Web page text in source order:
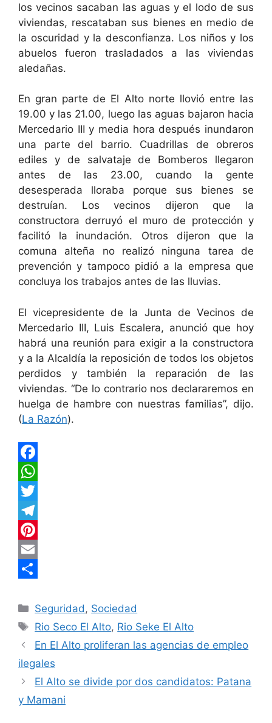
los vecinos sacaban las aguas y el lodo de sus
viviendas, rescataban sus bienes en medio de
la oscuridad y la desconfianza. Los niños y los
abuelos fueron trasladados a las viviendas
aledañas.
En gran parte de El Alto norte llovió entre las
19.00 y las 21.00, luego las aguas bajaron hacia
Mercedario III y media hora después inundaron
una parte del barrio. Cuadrillas de obreros
ediles y de salvataje de Bomberos llegaron
antes de las 23.00, cuando la gente
desesperada lloraba porque sus bienes se
destruían. Los vecinos dijeron que la
constructora derruyó el muro de protección y
facilitó la inundación. Otros dijeron que la
comuna alteña no realizó ninguna tarea de
prevención y tampoco pidió a la empresa que
concluya los trabajos antes de las lluvias.
El vicepresidente de la Junta de Vecinos de
Mercedario III, Luis Escalera, anunció que hoy
habrá una reunión para exigir a la constructora
y a la Alcaldía la reposición de todos los objetos
perdidos y también la reparación de las
viviendas. “De lo contrario nos declararemos en
huelga de hambre con nuestras familias”, dijo.
(La Razón).
F
a
c
e
b
o
k
W
h
a
t
s
p
p
T
w
e
r
T
e
g
r
a
m
P
t
e
e
s
t
E
a
i
o
m
p
a
t
Categorías
Seguridad, Sociedad
Etiquetas
Rio Seco El Alto, Rio Seke El Alto
En El Alto proliferan las agencias de empleo
ilegales
El Alto se divide por dos candidatos: Patana
y Mamani